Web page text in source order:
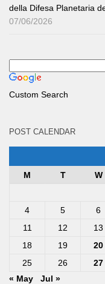
della Difesa Planetaria
07/06/2026
Custom Search
POST CALENDAR
M
T W
4
5 6
11
12 13
18
19 20
25
26 27
« May
Jul »